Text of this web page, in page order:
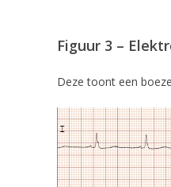
Figuur 3 –
Deze toont een